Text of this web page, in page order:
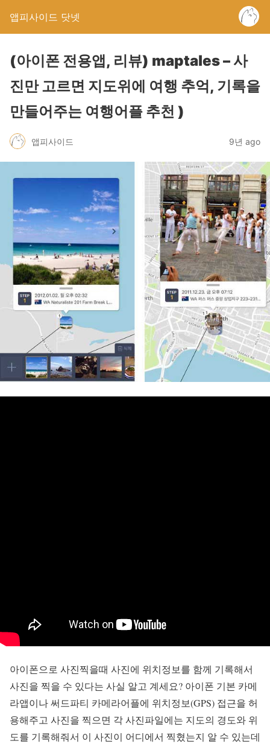
앱피사이드 닷넷
(아이폰 전용앱, 리뷰) maptales – 사
진만 고르면 지도위에 여행 추억, 기록을
만들어주는 여행어플 추천 )
앱피사이드 9년 ago
아이폰으로 사진찍을때 사진에 위치정보를 함께 기록해서
사진을 찍을 수 있다는 사실 알고 계세요? 아이폰 기본 카메
라앱이나 써드파티 카메라어플에 위치정보(GPS) 접근을 허
용해주고 사진을 찍으면 각 사진파일에는 지도의 경도와 위
도를 기록해줘서 이 사진이 어디에서 찍혔는지 알 수 있는데